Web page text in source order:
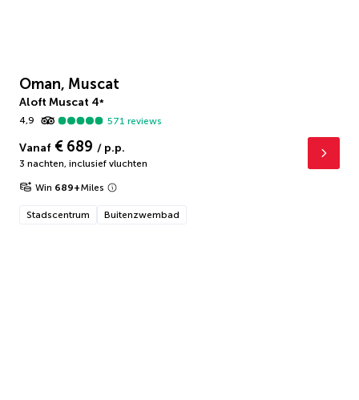
Oman, Muscat
Aloft Muscat 4*
4,9
571 reviews
Vanaf € 689 / p.p.
3 nachten, inclusief vluchten
Win 689+Miles
Stadscentrum Buitenzwembad